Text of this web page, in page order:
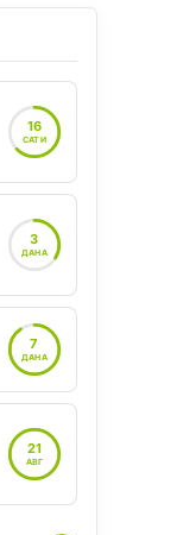
16
САТИ
3
ДАНА
7
ДАНА
21
АВГ